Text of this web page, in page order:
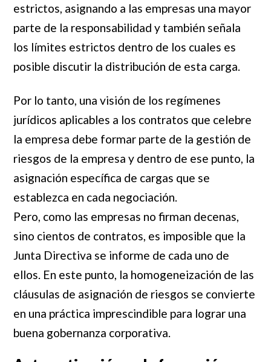
estrictos, asignando a las empresas una mayor
parte de la responsabilidad y también señala
los límites estrictos dentro de los cuales es
posible discutir la distribución de esta carga.
Por lo tanto, una visión de los regímenes
jurídicos aplicables a los contratos que celebre
la empresa debe formar parte de la gestión de
riesgos de la empresa y dentro de ese punto, la
asignación específica de cargas que se
establezca en cada negociación.
Pero, como las empresas no firman decenas,
sino cientos de contratos, es imposible que la
Junta Directiva se informe de cada uno de
ellos. En este punto, la homogeneización de las
cláusulas de asignación de riesgos se convierte
en una práctica imprescindible para lograr una
buena gobernanza corporativa.